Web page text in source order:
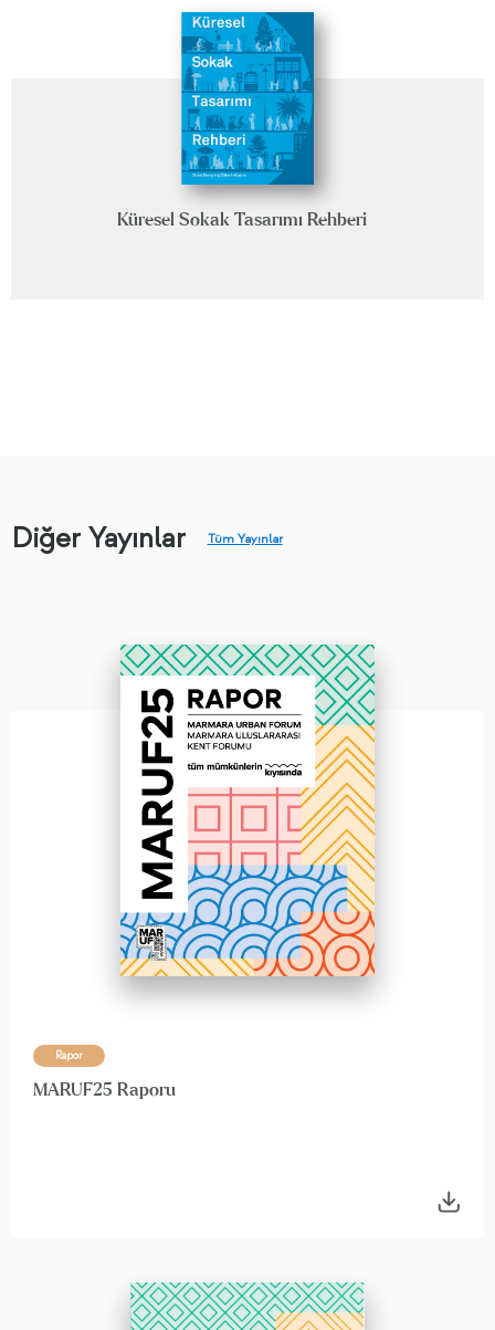
Küresel Sokak Tasarımı Rehberi
Diğer Yayınlar Tüm Yayınlar
Rapor
MARUF25 Raporu